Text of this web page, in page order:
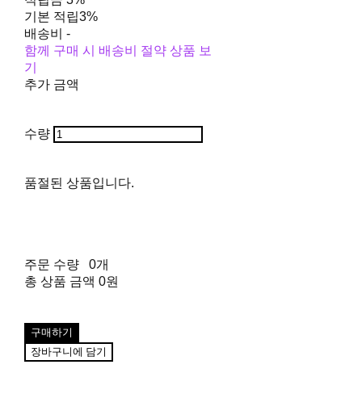
기본 적립3%
배송비 -
함께 구매 시 배송비 절약 상품 보
기
추가 금액
수량
품절된 상품입니다.
주문 수량
0개
총 상품 금액 0원
구매하기
장바구니에 담기